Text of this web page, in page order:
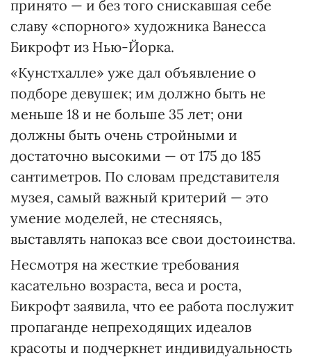
принято — и без того снискавшая себе
славу «спорного» художника Ванесса
Бикрофт из Нью-Йорка.
«Кунстхалле» уже дал объявление о
подборе девушек; им должно быть не
меньше 18 и не больше 35 лет; они
должны быть очень стройными и
достаточно высокими — от 175 до 185
сантиметров. По словам представителя
музея, самый важный критерий — это
умение моделей, не стесняясь,
выставлять напоказ все свои достоинства.
Несмотря на жесткие требования
касательно возраста, веса и роста,
Бикрофт заявила, что ее работа послужит
пропаганде непреходящих идеалов
красоты и подчеркнет индивидуальность